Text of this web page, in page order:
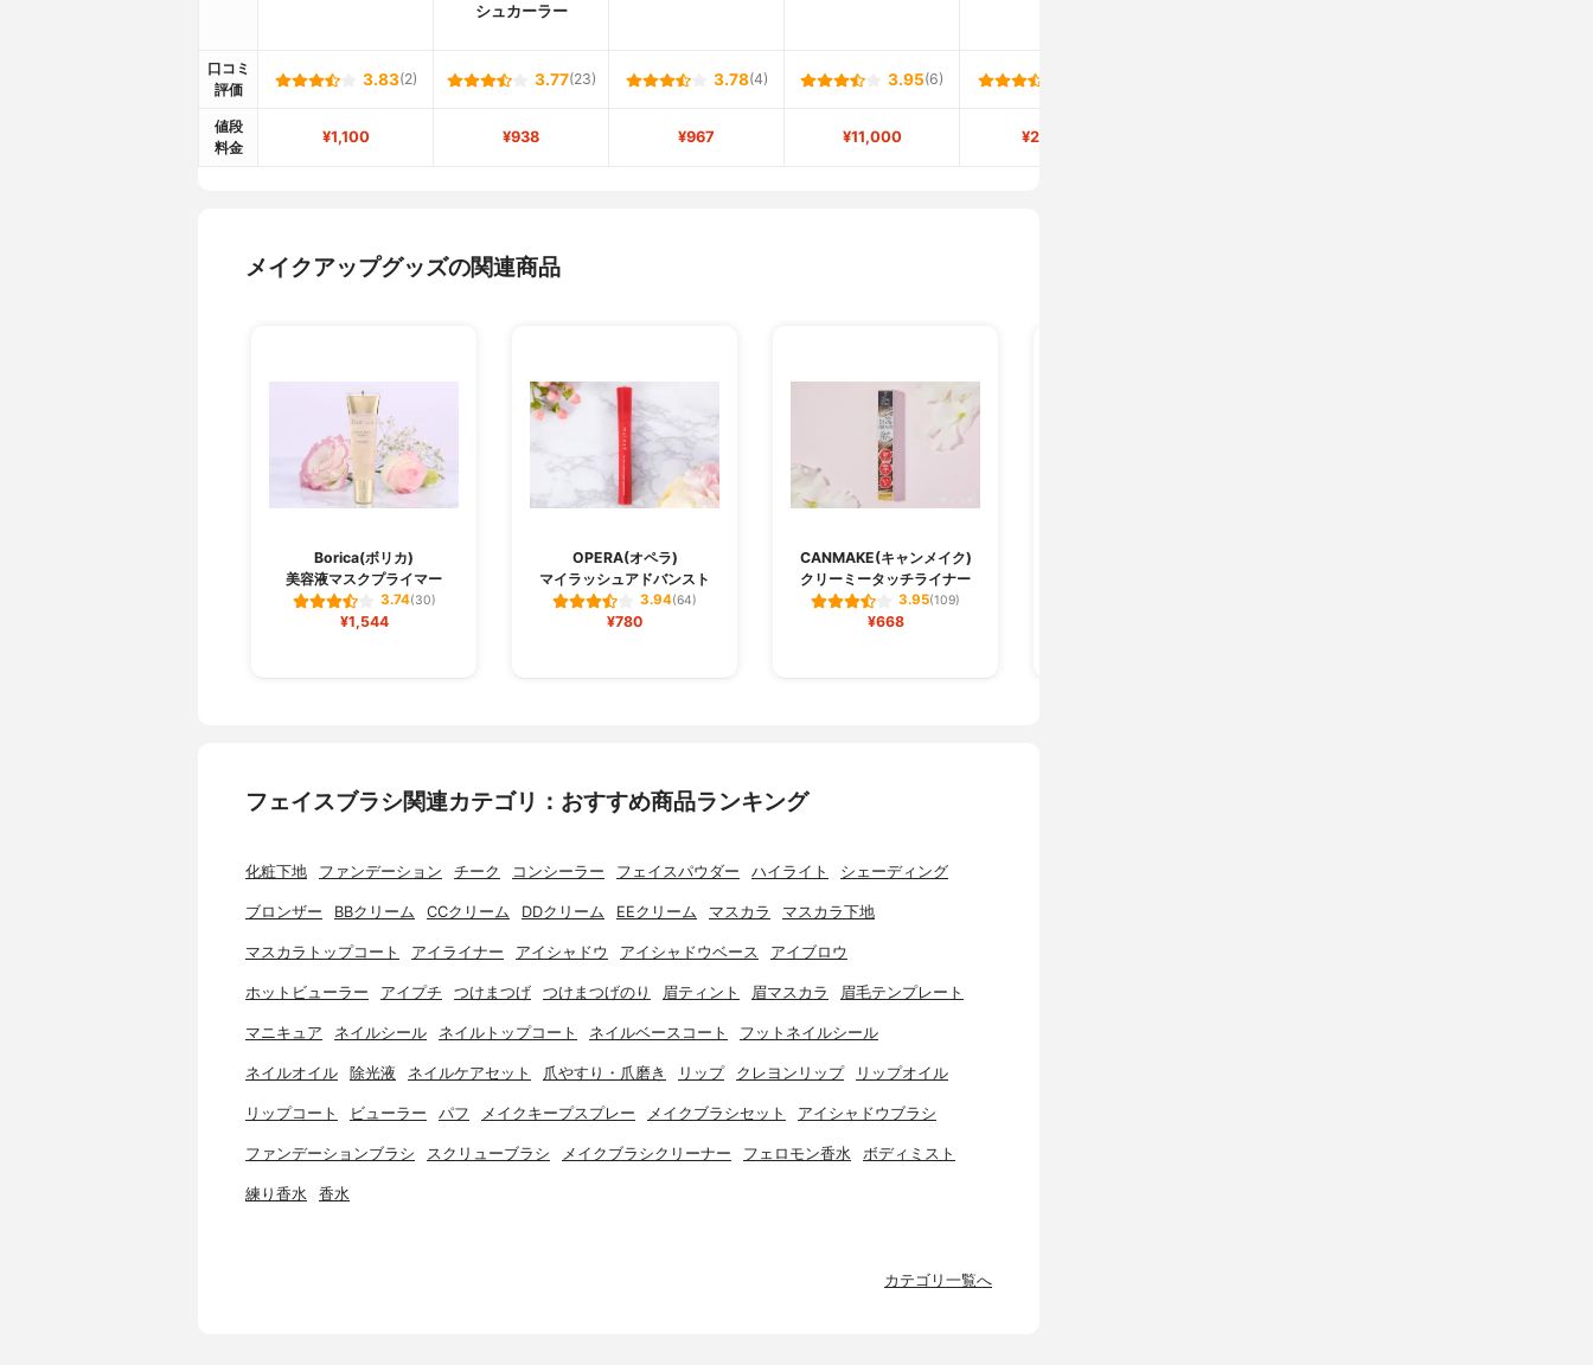
シュカーラー
口コミ
評価
3.83(2) 3.77(23) 3.78(4) 3.95(6)
値段
料金
¥1,100 ¥938 ¥967 ¥11,000 ¥2,899
メイクアップグッズの関連商品
Borica(ボリカ)
美容液マスクプライマー
3.74(30)
¥1,544
OPERA(オペラ)
マイラッシュアドバンスト
3.94(64)
¥780
CANMAKE(キャンメイク)
クリーミータッチライナー
3.95(109)
¥668
フェイスブラシ関連カテゴリ：おすすめ商品ランキング
化粧下地 ファンデーション チーク コンシーラー フェイスパウダー ハイライト シェーディング
ブロンザー BBクリーム CCクリーム DDクリーム EEクリーム マスカラ マスカラ下地
マスカラトップコート アイライナー アイシャドウ アイシャドウベース アイブロウ
ホットビューラー アイプチ つけまつげ つけまつげのり 眉ティント 眉マスカラ 眉毛テンプレート
マニキュア ネイルシール ネイルトップコート ネイルベースコート フットネイルシール
ネイルオイル 除光液 ネイルケアセット 爪やすり・爪磨き リップ クレヨンリップ リップオイル
リップコート ビューラー パフ メイクキープスプレー メイクブラシセット アイシャドウブラシ
ファンデーションブラシ スクリューブラシ メイクブラシクリーナー フェロモン香水 ボディミスト
練り香水 香水
カテゴリ一覧へ